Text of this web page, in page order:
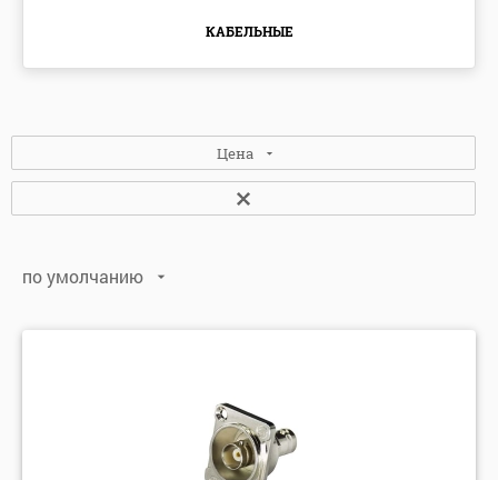
КАБЕЛЬНЫЕ
Цена
по умолчанию
по цене: убыванию
по цене: возрастанию